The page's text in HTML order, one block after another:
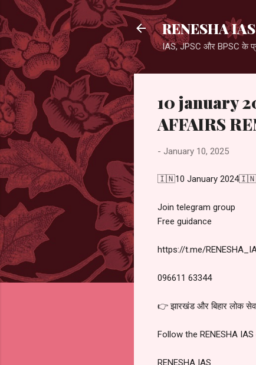
RENESHA IAS
IAS, JPSC और BPSC के
10 january
AFFAIRS
- January 10, 2025
🇮🇳10 January 2024🇮🇳
Join telegram group
Free guidance
https://t.me/
096611 63344
👉 झारखंड और बिहार लोक
Follow the RENESHA
RENESHA IAS